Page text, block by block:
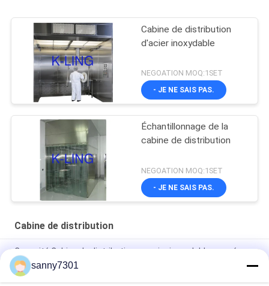
Cabine de distribution
d'acier inoxydable
NEGOATION MOQ:1SET
- JE NE SAIS PAS.
Échantillonnage de la
cabine de distribution
NEGOATION MOQ:1SET
- JE NE SAIS PAS.
Cabine de distribution
Capacité Cabine de distribution en acier inoxydable avec écran
LCD et taille personnalisée
sanny7301